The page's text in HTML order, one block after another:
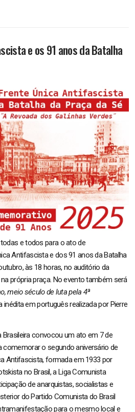
e os 91 anos da Batalha
e todos para o ato de
Antifascista e dos 91 anos da Batalha
às 18 horas, no auditório da
própria praça. No evento também será
meio século de luta pela 4ª
inédita em português realizada por Pierre
Brasileira convocou um ato em 7 de
comemorar o segundo aniversário de
Antifascista, formada em 1933 por
no Brasil, a Liga Comunista
de anarquistas, socialistas e
do Partido Comunista do Brasil
para o mesmo local e